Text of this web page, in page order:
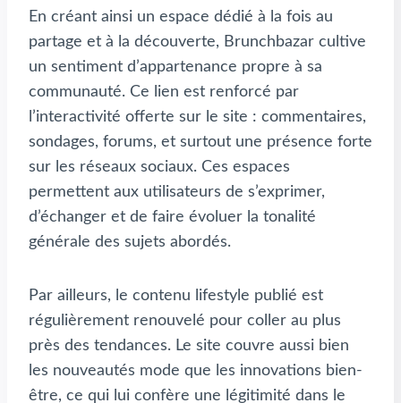
En créant ainsi un espace dédié à la fois au
partage et à la découverte, Brunchbazar cultive
un sentiment d’appartenance propre à sa
communauté. Ce lien est renforcé par
l’interactivité offerte sur le site : commentaires,
sondages, forums, et surtout une présence forte
sur les réseaux sociaux. Ces espaces
permettent aux utilisateurs de s’exprimer,
d’échanger et de faire évoluer la tonalité
générale des sujets abordés.
Par ailleurs, le contenu lifestyle publié est
régulièrement renouvelé pour coller au plus
près des tendances. Le site couvre aussi bien
les nouveautés mode que les innovations bien-
être, ce qui lui confère une légitimité dans le